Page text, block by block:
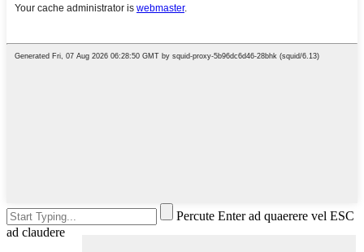
Percute Enter ad quaerere vel ESC
ad claudere